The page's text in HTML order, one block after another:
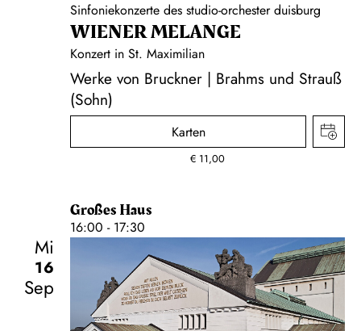
Sinfoniekonzerte des studio-orchester duisburg
WIENER MELANGE
Konzert in St. Maximilian
Werke von Bruckner | Brahms und Strauß
(Sohn)
Karten
€ 11,00
Großes Haus
16:00 - 17:30
Mi
16
Sep